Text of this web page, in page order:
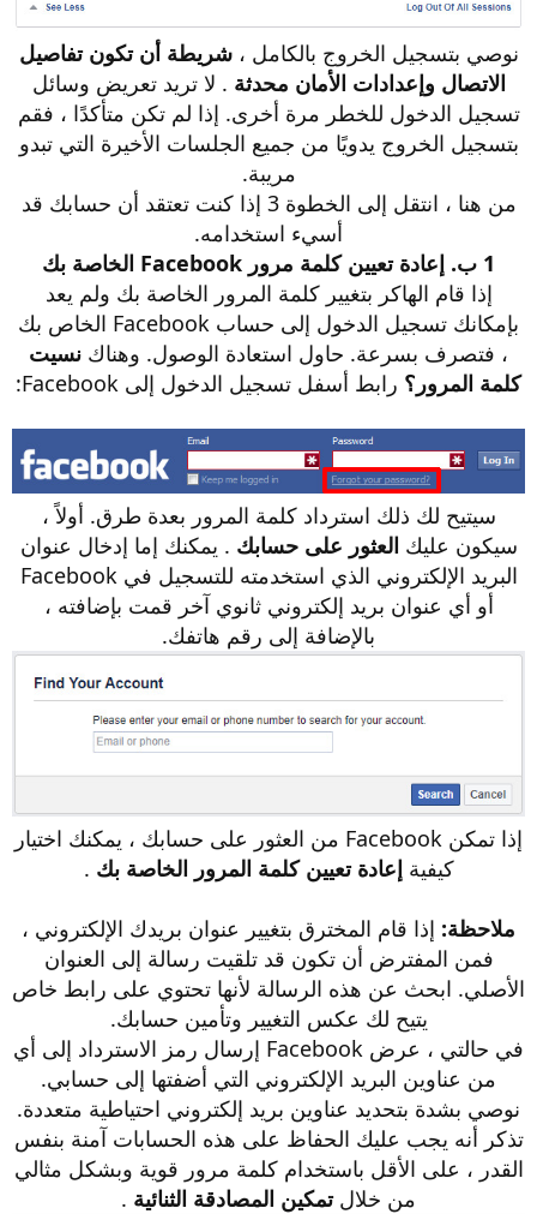
نوصي بتسجيل الخروج بالكامل ،شريطة أن تكون تفاصيل
الاتصال وإعدادات الأمان محدثة . لا تريد تعريض وسائل
تسجيل الدخول للخطر مرة أخرى. إذا لم تكن متأكدًا ، فقم
بتسجيل الخروج يدويًا من جميع الجلسات الأخيرة التي تبدو
مريبة.
من هنا ، انتقل إلى الخطوة 3 إذا كنت تعتقد أن حسابك قد
أسيء استخدامه.
1 ب. إعادة تعيين كلمة مرور Facebook الخاصة بك
إذا قام الهاكر بتغيير كلمة المرور الخاصة بك ولم يعد
بإمكانك تسجيل الدخول إلى حساب Facebook الخاص بك
، فتصرف بسرعة. حاول استعادة الوصول. وهناك نسيت
كلمة المرور؟ رابط أسفل تسجيل الدخول إلى Facebook:
سيتيح لك ذلك استرداد كلمة المرور بعدة طرق. أولاً ،
سيكون عليك العثور على حسابك . يمكنك إما إدخال عنوان
البريد الإلكتروني الذي استخدمته للتسجيل في Facebook
أو أي عنوان بريد إلكتروني ثانوي آخر قمت بإضافته ،
بالإضافة إلى رقم هاتفك.
إذا تمكن Facebook من العثور على حسابك ، يمكنك اختيار
كيفية إعادة تعيين كلمة المرور الخاصة بك .
ملاحظة: إذا قام المخترق بتغيير عنوان بريدك الإلكتروني ،
فمن المفترض أن تكون قد تلقيت رسالة إلى العنوان
الأصلي. ابحث عن هذه الرسالة لأنها تحتوي على رابط خاص
يتيح لك عكس التغيير وتأمين حسابك.
في حالتي ، عرض Facebook إرسال رمز الاسترداد إلى أي
من عناوين البريد الإلكتروني التي أضفتها إلى حسابي.
نوصي بشدة بتحديد عناوين بريد إلكتروني احتياطية متعددة.
تذكر أنه يجب عليك الحفاظ على هذه الحسابات آمنة بنفس
القدر ، على الأقل باستخدام كلمة مرور قوية وبشكل مثالي
من خلالتمكين المصادقة الثنائية .